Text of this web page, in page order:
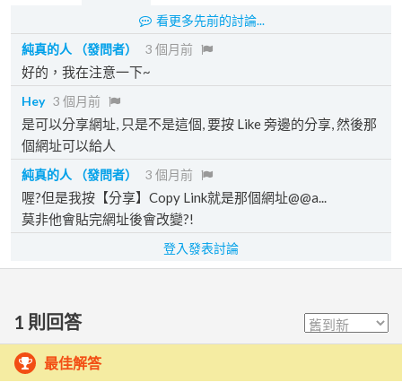
看更多先前的討論...
純真的人
（發問者） 3 個月前
好的，我在注意一下~
Hey 3 個月前
是可以分享網址, 只是不是這個, 要按 Like 旁邊的分享, 然後那
個網址可以給人
純真的人 （發問者） 3 個月前
喔?但是我按【分享】Copy Link就是那個網址@@a...
莫非他會貼完網址後會改變?!
登入發表討論
1 則回答
最佳解答